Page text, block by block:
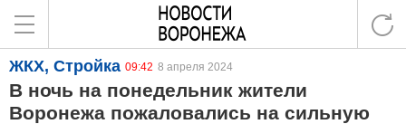
ЖКХ, Стройка 09:42 8 апреля 2024
В ночь на понедельник жители
Воронежа пожаловались на сильную